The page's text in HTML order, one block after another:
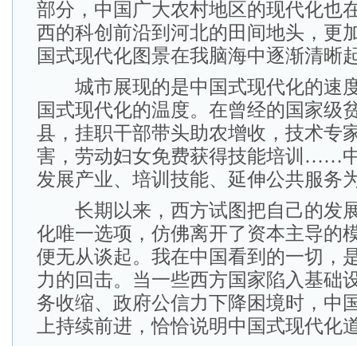
部分，中国广大农村地区的现代化也
西的科创前沿到河北的田间地头，更
国式现代化图景在我脑海中逐渐清晰
城市展现的是中国式现代化的速
国式现代化的温度。在曾经的国家级
县，挂职干部带头助农增收，技术专
害，劳动妇女免费获得技能培训……
发展产业、培训技能、延伸公共服务
长期以来，西方试图把自己的发
化唯一选项，仿佛离开了资本主导的
便无从谈起。我在中国看到的一切，
力的回击。当一些西方国家陷入基础
务收缩、政府公信力下降困境时，中
上持续前进，恰恰说明中国式现代化